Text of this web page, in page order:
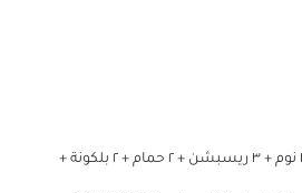
للبيع بكمبوند صن ستي ( روضة الأزهر ٢ ) شقة ١٥٦ م محارة دور اول ناصية بحري على حديقه ( ٣ نوم + ٣ ريسبشن + ٢ حمام + ٢ بلكونة +